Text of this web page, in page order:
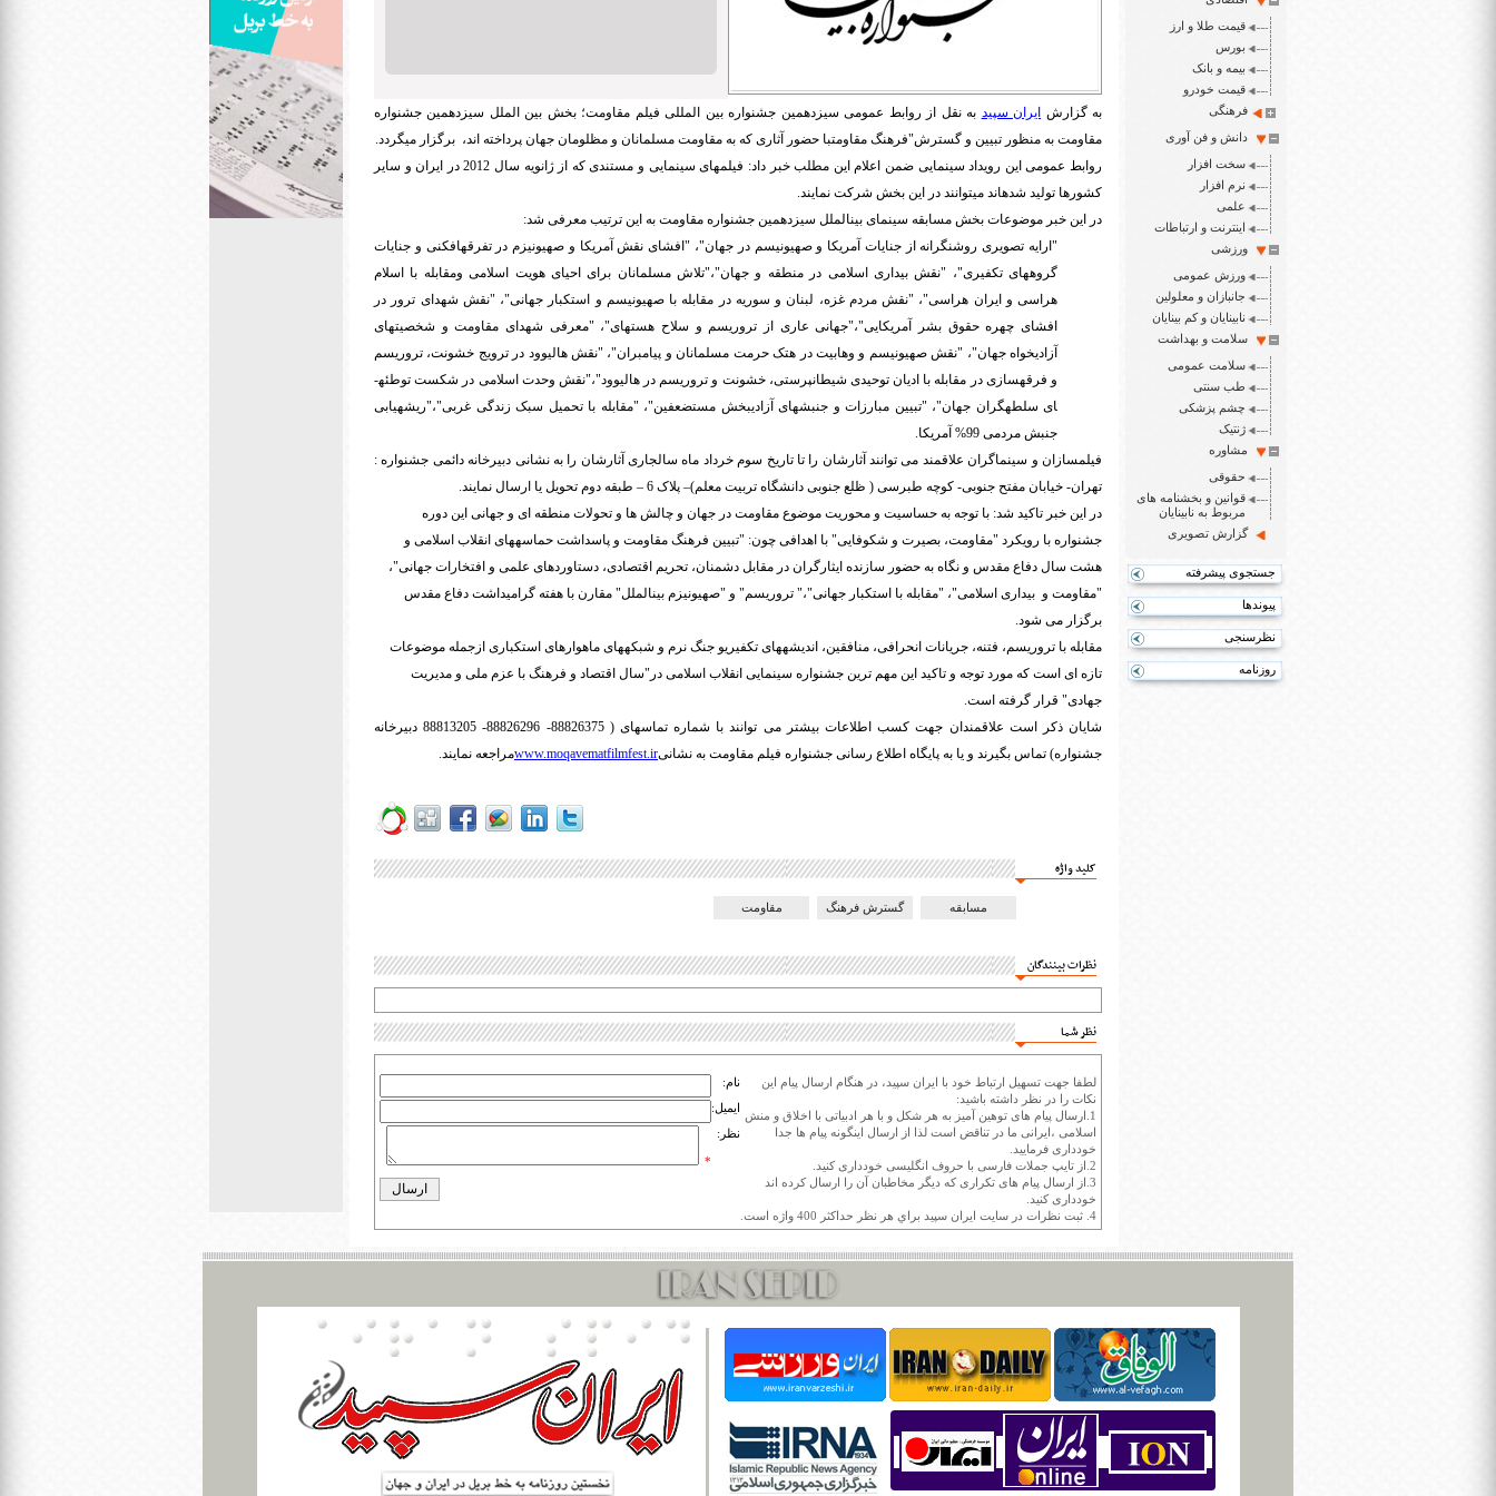
قیمت طلا و ارز
بورس
بیمه و بانک
قیمت خودرو
فرهنگی
دانش و فن آوری
سخت افزار
نرم افزار
علمی
اینترنت و ارتباطات
ورزشی
ورزش عمومی
جانبازان و معلولین
نابینایان و کم بینایان
سلامت و بهداشت
سلامت عمومی
طب سنتی
چشم پزشکی
ژنتیک
مشاوره
حقوقی
قوانین و بخشنامه های
مربوط به نابینایان
گزارش تصویری
جستجوی پیشرفته
پیوندها
نظرسنجی
روزنامه
به گزارش ایران سپید به نقل از روابط عمومی سیزدهمین جشنواره بین المللی فیلم مقاومت؛ بخش بین الملل سیزدهمین جشنواره
مقاومت به منظور تبیین و گسترش"فرهنگ مقاومتبا حضور آثاری که به مقاومت مسلمانان و مظلومان جهان پرداخته­ اند، برگزار می­گردد.
روابط عمومی این رویداد سینمایی ضمن اعلام این مطلب خبر داد: فیلم­های سینمایی و مستندی که از ژانویه سال 2012 در ایران و سایر
کشورها تولید شده­اند می­توانند در این بخش شرکت نمایند.
در این خبر موضوعات بخش مسابقه سینمای بین­الملل سیزدهمین جشنواره مقاومت به این ترتیب معرفی شد:
"ارایه تصویری روشنگرانه از جنایات آمریکا و صهیونیسم در جهان"، "افشای نقش آمریکا و صهیونیزم در تفرقه­افکنی و جنایات
گروه­های تکفیری"، "نقش بیداری اسلامی در منطقه و جهان"،"تلاش مسلمانان برای احیای هویت اسلامی ومقابله با اسلام
هراسی و ایران هراسی"، "نقش مردم غزه، لبنان و سوریه در مقابله با صهیونیسم و استکبار جهانی"، "نقش شهدای ترور در
افشای چهره حقوق بشر آمریکایی"،"جهانی عاری از تروریسم و سلاح هسته­ای"، "معرفی شهدای مقاومت و شخصیت­های
آزادیخواه جهان"، "نقش صهیونیسم و وهابیت در هتک حرمت مسلمانان و پیامبران"، "نقش هالیوود در ترویج خشونت، تروریسم
و فرقه­سازی در مقابله با ادیان توحیدی شیطان­پرستی، خشونت و تروریسم در هالیوود"،"نقش وحدت اسلامی در شکست توطئه­
ای سلطه­گران جهان"، "تبیین مبارزات و جنبش­های آزادیبخش مستضعفین"، "مقابله با تحمیل سبک زندگی غربی"،"ریشه­یابی
جنبش مردمی 99% آمریکا.
فیلمسازان و سینماگران علاقمند می توانند آثارشان را تا تاریخ سوم خرداد ماه سالجاری آثارشان را به نشانی دبیرخانه دائمی جشنواره :
تهران- خیابان مفتح جنوبی- کوچه طبرسی ( ظلع جنوبی دانشگاه تربیت معلم)– پلاک 6 – طبقه دوم تحویل یا ارسال نمایند.
در این خبر تاکید شد: با توجه به حساسیت و محوریت موضوع مقاومت در جهان و چالش ها و تحولات منطقه ای و جهانی این دوره
جشنواره با رویکرد "مقاومت، بصیرت و شکوفایی" با اهدافی چون: "تبیین فرهنگ مقاومت و پاسداشت حماسه­های انقلاب اسلامی و
هشت سال دفاع مقدس و نگاه به حضور سازنده ایثارگران در مقابل دشمنان، تحریم اقتصادی، دستاوردهای علمی و افتخارات جهانی"،
"مقاومت و بیداری اسلامی"، "مقابله با استکبار جهانی"،" تروریسم" و "صهیونیزم بین­الملل" مقارن با هفته گرامیداشت دفاع مقدس
برگزار می شود.
مقابله با تروریسم، فتنه، جریانات انحرافی، منافقین، اندیشه­های تکفیریو جنگ نرم و شبکه­های ماهواره­ای استکباری ازجمله موضوعات
تازه ای است که مورد توجه و تاکید این مهم ترین جشنواره سینمایی انقلاب اسلامی در"سال اقتصاد و فرهنگ با عزم ملی و مدیریت
جهادی" قرار گرفته است.
شایان ذکر است علاقمندان جهت کسب اطلاعات بیشتر می توانند با شماره تماسهای ( 88826375- 88826296- 88813205 دبیرخانه
جشنواره) تماس بگیرند و یا به پایگاه اطلاع رسانی جشنواره فیلم مقاومت به نشانیwww.moqavematfilmfest.irمراجعه نمایند.
کلید واژه
مسابقه گسترش فرهنگ مقاومت
نظرات بینندگان
نظر شما
لطفا جهت تسهیل ارتباط خود با ایران سپید، در هنگام ارسال پیام این
نکات را در نظر داشته باشید:
1.ارسال پیام های توهین آمیز به هر شکل و با هر ادبیاتی با اخلاق و منش
اسلامی ،ایرانی ما در تناقض است لذا از ارسال اینگونه پیام ها جدا
خودداری فرمایید.
2.از تایپ جملات فارسی با حروف انگلیسی خودداری کنید.
3.از ارسال پیام های تکراری که دیگر مخاطبان آن را ارسال کرده اند
خودداری کنید.
4. ثبت نظرات در سايت ايران سپيد براي هر نظر حداکثر 400 واژه است.
نام:
ایمیل:
نظر:
*